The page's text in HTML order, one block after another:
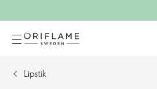
Lipstik